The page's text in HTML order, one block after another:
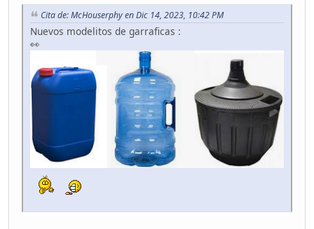
Cita de: McHouserphy en Dic 14, 2023, 10:42 PM
Nuevos modelitos de garraficas :
👀